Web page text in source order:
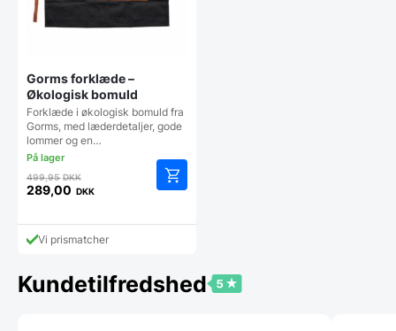
Gorms forklæde –
Økologisk bomuld
Forklæde i økologisk bomuld fra
Gorms, med læderdetaljer, gode
lommer og en…
499,95DKKDen
oprindelige
var:
499,95 DKK.
289,00 DKK
aktuelle
prisVi prismatcher
Kundetilfredshed